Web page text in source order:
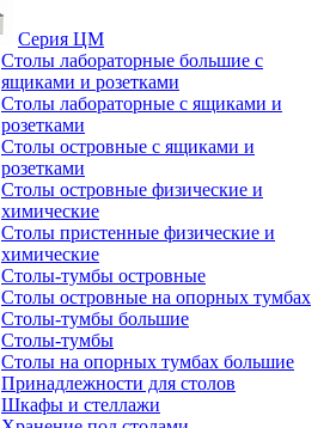
Серия ЦМ
Столы лабораторные большие с
ящиками и розетками
Столы лабораторные с ящиками и
розетками
Столы островные с ящиками и
розетками
Столы островные физические и
химические
Столы пристенные физические и
химические
Столы-тумбы островные
Столы островные на опорных тумбах
Столы-тумбы большие
Столы-тумбы
Столы на опорных тумбах большие
Принадлежности для столов
Шкафы и стеллажи